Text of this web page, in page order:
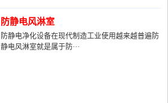
防静电风淋室
防静电净化设备在现代制造工业使用越来越普遍防
静电风淋室就是属于防···